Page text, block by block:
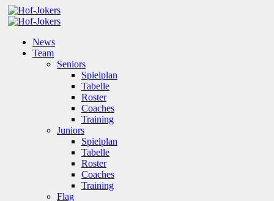
News
Team
Seniors
Spielplan
Tabelle
Roster
Coaches
Training
Juniors
Spielplan
Tabelle
Roster
Coaches
Training
Flag